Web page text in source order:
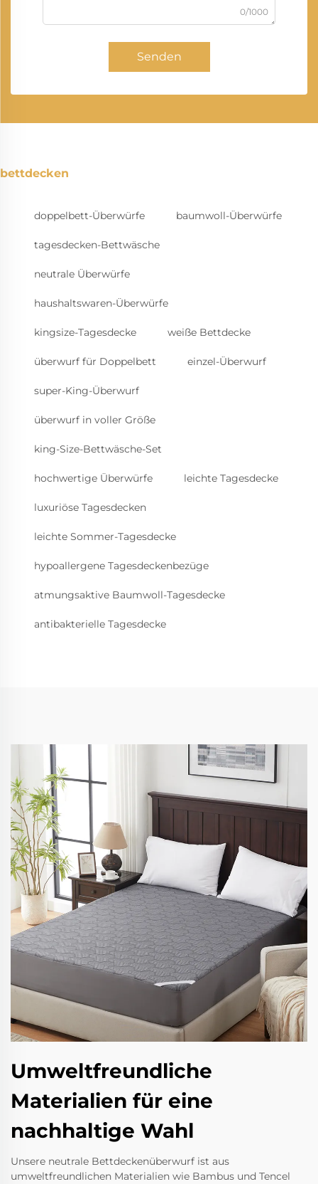
0/1000
Senden
bettdecken
doppelbett-Überwürfe baumwoll-Überwürfe
tagesdecken-Bettwäsche
neutrale Überwürfe
haushaltswaren-Überwürfe
kingsize-Tagesdecke weiße Bettdecke
überwurf für Doppelbett einzel-Überwurf
super-King-Überwurf
überwurf in voller Größe
king-Size-Bettwäsche-Set
hochwertige Überwürfe leichte Tagesdecke
luxuriöse Tagesdecken
leichte Sommer-Tagesdecke
hypoallergene Tagesdeckenbezüge
atmungsaktive Baumwoll-Tagesdecke
antibakterielle Tagesdecke
Umweltfreundliche
Materialien für eine
nachhaltige Wahl
Unsere neutrale Bettdeckenüberwurf ist aus
umweltfreundlichen Materialien wie Bambus und Tencel